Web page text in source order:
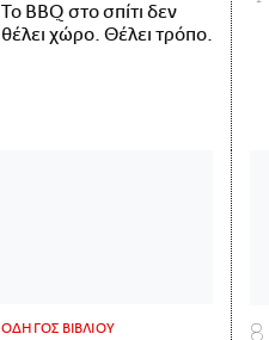
Το BBQ στο σπίτι δεν
θέλει χώρο. Θέλει τρόπο.
ΟΔΗΓΟΣ ΒΙΒΛΙΟΥ